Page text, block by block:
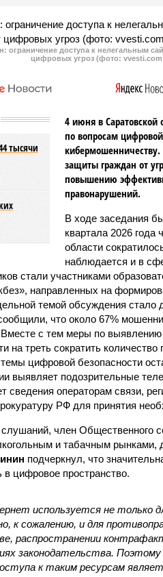
обвинению в
особо крупном
ограничение доступа к нелегальным
цифровых угроз (фото: vvesti.com
тысячи
4 июня в
по вопросам
защиты граждан от
повышению
правонарушений.
В ходе заседания
квартала 2026 года
области
наблюдается и в
стали участниками
направленных на
темой обсуждения стало
что около 67%
с тем меры по выявлению
на треть сократить
цифровой безопасности
выявляет подозрительные
сведения операторам связи,
РФ для принятия
слушаний, член Общественного
и табачным рынками,
подчеркнул, что
в цифровое пространство.
используется не только
к сожалению, и для
распространении
законодательства. Поэтому
к таким ресурсам